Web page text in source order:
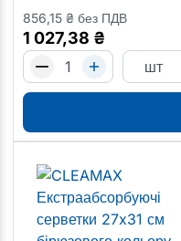
1 027,38 ₴
856,15 ₴ без ПДВ